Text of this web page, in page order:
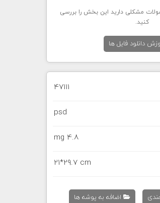
مشکلی دارید این بخش را بررسی
کنید.
دانلود فایل ها
47111
psd
4.8 mg
21*29.7 cm
اضافه به پوشه ها